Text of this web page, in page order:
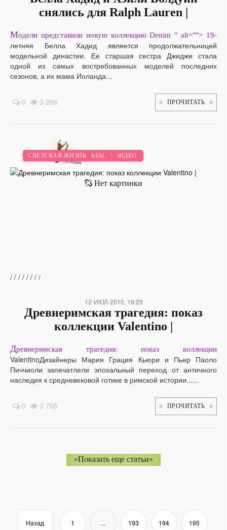
снялись для Ralph Lauren |
Модели представили новую коллекцию Denim " alt=""> 19-
летняя Белла Хадид является продолжательницей
модельной династии. Ее старшая сестра Джиджи стала
одной из самых востребованных моделей последних
сезонов, а их мама Иоланда...
0 3 266 ПРОЧИТАТЬ
МАРИНОВКА И СОЛЕНИЕ - ВИДЕО.
/
НОВИНКИ.
/
БОЛЕЗНИ.
/
ВЫСОКАЯ МОДА.
/
ПЕРВЫЕ БЛЮДА.
/
СЕМЕЙНЫЕ ОТНОШЕНИЯ !
/
ЛЕТО.
/
СЕЗОН ТВОЕЙ СВАДЬБЫ.
/
СВЕТСКАЯ ЖИЗНЬ
12-ИЮЛ-2015, 19:29
Древнеримская трагедия: показ
коллекции Valentino |
Древнеримская трагедия: показ коллекции
ValentinoДизайнеры Мария Грация Кьюри и Пьер Паоло
Пиччиоли запечатлели эпохальный переход от античного
наследия к средневековой готике в римской истории......
0 3 766 ПРОЧИТАТЬ
«Показать еще статьи»
Назад 1 ... 193 194 195